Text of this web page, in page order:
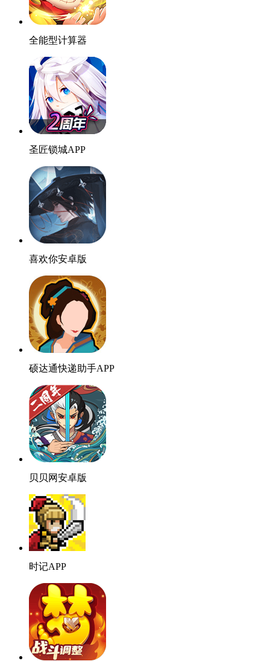
全能型计算器
圣匠锁城APP
喜欢你安卓版
硕达通快递助手APP
贝贝网安卓版
时记APP